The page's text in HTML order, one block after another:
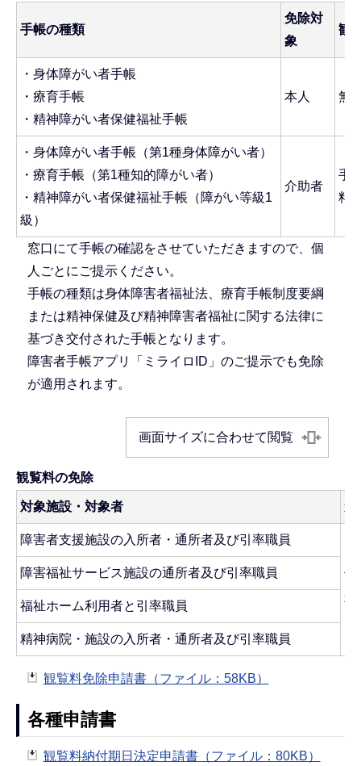
手帳の種類
免除対
象
観
・身体障がい者手帳
・療育手帳
・精神障がい者保健福祉手帳
本人 無
・身体障がい者手帳（第1種身体障がい者）
・療育手帳（第1種知的障がい者）
・精神障がい者保健福祉手帳（障がい等級1
級）
介助者
手
料
窓口にて手帳の確認をさせていただきますので、個
人ごとにご提示ください。
手帳の種類は身体障害者福祉法、療育手帳制度要綱
または精神保健及び精神障害者福祉に関する法律に
基づき交付された手帳となります。
障害者手帳アプリ「ミライロID」のご提示でも免除
が適用されます。
画面サイズに合わせて閲覧
観覧料の免除
対象施設・対象者 免
障害者支援施設の入所者・通所者及び引率職員
下
事
障害福祉サービス施設の通所者及び引率職員
福祉ホーム利用者と引率職員
精神病院・施設の入所者・通所者及び引率職員
観覧料免除申請書（ファイル：58KB）
各種申請書
観覧料納付期日決定申請書（ファイル：80KB）